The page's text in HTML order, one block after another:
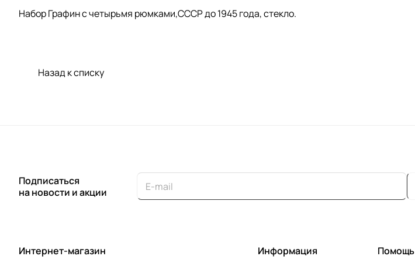
Набор Графин с четырьмя рюмками,СССР до 1945 года, стекло.
Назад к списку
Подписаться
на новости и акции
Интернет-магазин Информация Помощь